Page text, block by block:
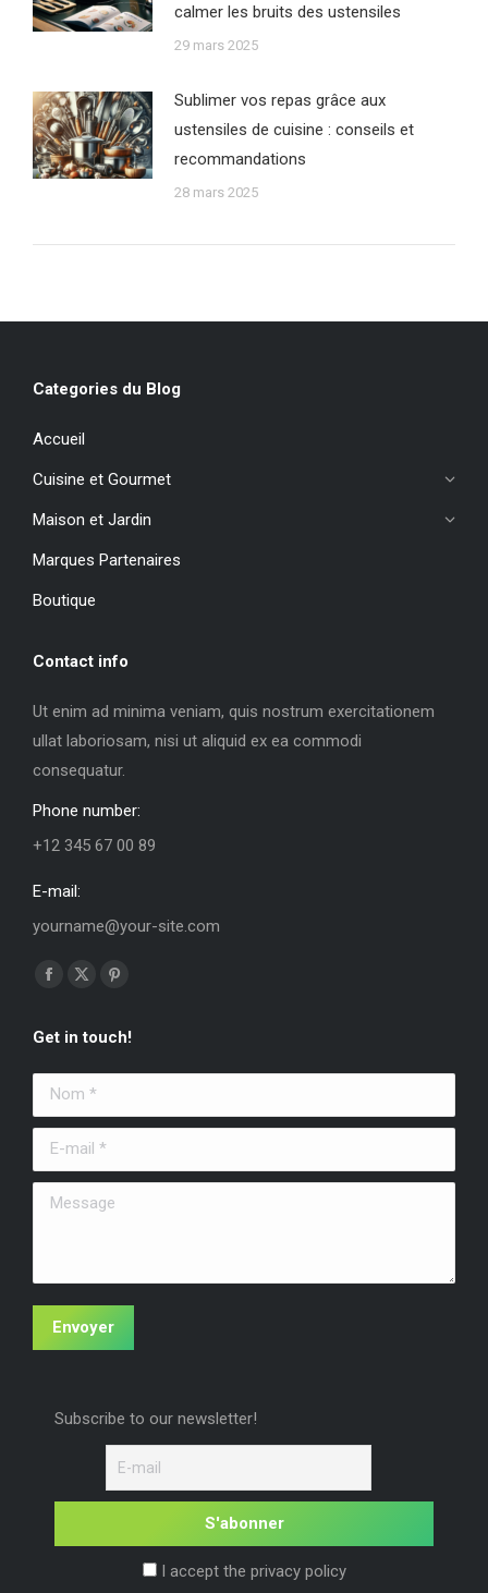
calmer les bruits des ustensiles
29 mars 2025
Sublimer vos repas grâce aux
ustensiles de cuisine : conseils et
recommandations
28 mars 2025
Categories du Blog
Accueil
Cuisine et Gourmet
Maison et Jardin
Marques Partenaires
Boutique
Contact info
Ut enim ad minima veniam, quis nostrum exercitationem
ullat laboriosam, nisi ut aliquid ex ea commodi
consequatur.
Phone number:
+12 345 67 00 89
E-mail:
yourname@your-site.com
Trouvez nous sur :
La
Facebook
s'ouvre
dans
une
nouvelle
fenêtre
La
X
s'ouvre
dans
une
nouvelle
fenêtre
La
Pinterest
s'ouvre
une
fenêtre
Get in touch!
Nom *
E-mail *
Message
Envoyer
Subscribe to our newsletter!
I accept the privacy policy